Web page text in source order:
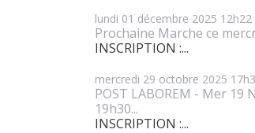
lundi 01 décembre 2025 12h22
Prochaine Marche ce
INSCRIPTION :...
mercredi 29 octobre 2025
POST LABOREM - Mer 19
19h30...
INSCRIPTION :...